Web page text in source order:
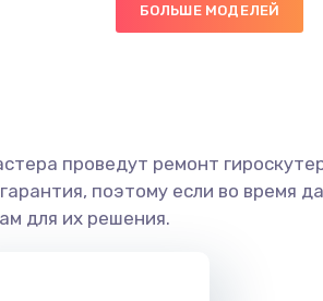
БОЛЬШЕ МОДЕЛЕЙ
проведут ремонт
поэтому если во время
для их решения.